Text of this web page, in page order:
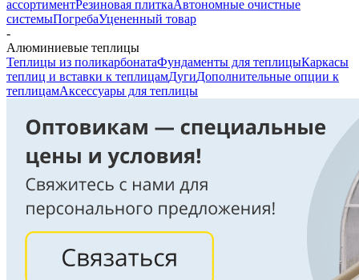
ассортиментРезиновая плиткаАвтономные очистные
системыПогребаУцененный товар
-
Алюминиевые теплицы
Теплицы из поликарбонатаФундаменты для теплицыКаркасы
теплиц и вставки к теплицамДугиДополнительные опции к
теплицамАксессуары для теплицы